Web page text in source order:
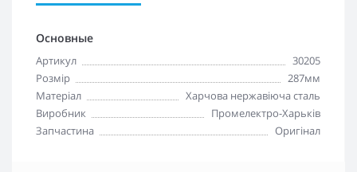
Основные
Артикул
30205
Розмір
287мм
Матеріал
Харчова нержавіюча сталь
Виробник
Промелектро-Харьків
Запчастина
Оригінал